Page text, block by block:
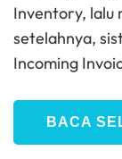
Inventory, lalu
setelahnya,
Incoming
BACA